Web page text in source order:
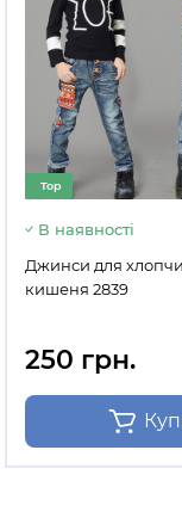
Top
В наявності
Джинси для
кишеня 2839
250 грн.